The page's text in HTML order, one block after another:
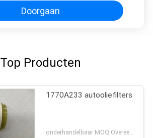
Doorgaan
Top Producten
1770A233 autooliefilters
onderhandelbaar MOQ:Overeen te komen